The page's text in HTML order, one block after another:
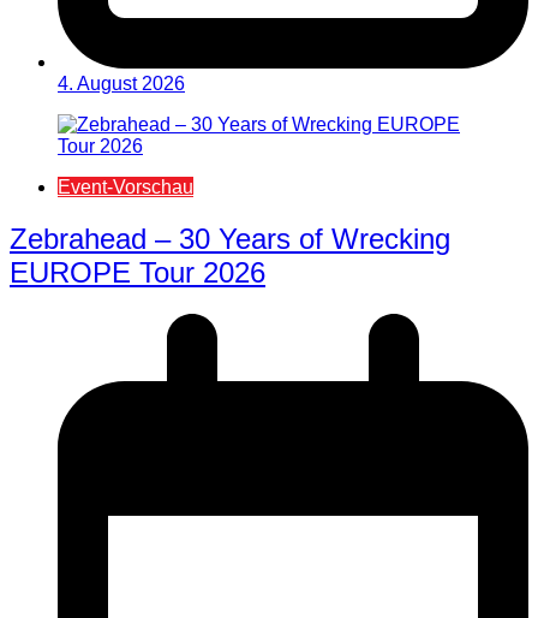
4. August 2026
Event-Vorschau
Zebrahead – 30 Years of Wrecking
EUROPE Tour 2026